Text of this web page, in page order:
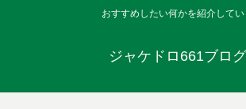
おすすめしたい何かを紹介してい
ジャケドロ661ブログ